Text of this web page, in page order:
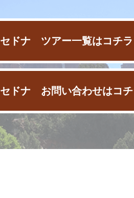
セドナ ツアー一覧はコチラ
セドナ お問い合わせはコチ